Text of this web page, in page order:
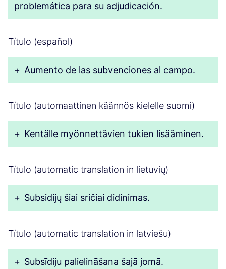
problemática para su adjudicación.
Título (español)
+ Aumento de las subvenciones al campo.
Título (automaattinen käännös kielelle suomi)
+ Kentälle myönnettävien tukien lisääminen.
Título (automatic translation in lietuvių)
+ Subsidijų šiai sričiai didinimas.
Título (automatic translation in latviešu)
+ Subsīdiju palielināšana šajā jomā.